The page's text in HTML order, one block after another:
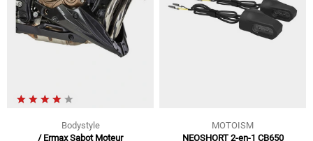
Bodystyle
/ Ermax Sabot Moteur
MOTOISM
NEOSHORT 2-en-1 CB650